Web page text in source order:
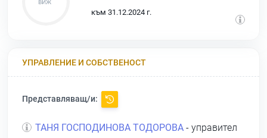
към 31.12.2024 г.
УПРАВЛЕНИЕ И СОБСТВЕНОСТ
Представляващ/и:
ТАНЯ ГОСПОДИНОВА ТОДОРОВА - управител